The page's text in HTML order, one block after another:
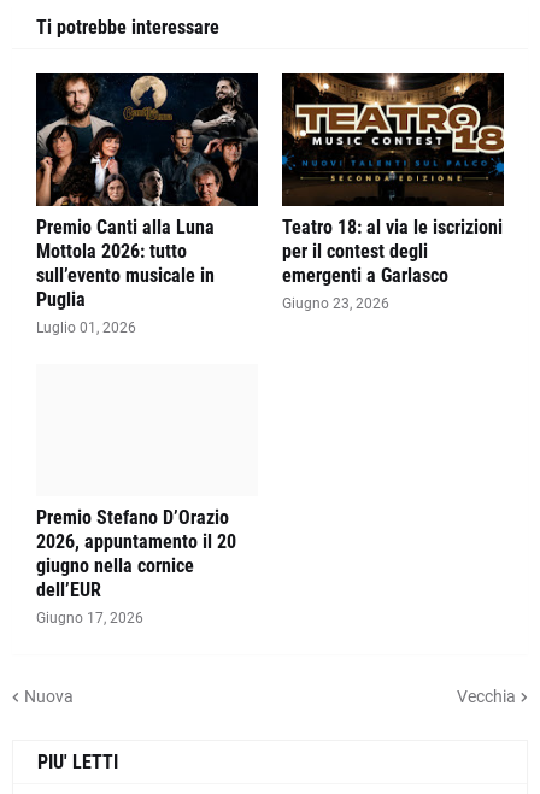
Ti potrebbe interessare
Premio Canti alla Luna
Mottola 2026: tutto
sull’evento musicale in
Puglia
Luglio 01, 2026
Teatro 18: al via le iscrizioni
per il contest degli
emergenti a Garlasco
Giugno 23, 2026
Premio Stefano D’Orazio
2026, appuntamento il 20
giugno nella cornice
dell’EUR
Giugno 17, 2026
Nuova Vecchia
PIU' LETTI